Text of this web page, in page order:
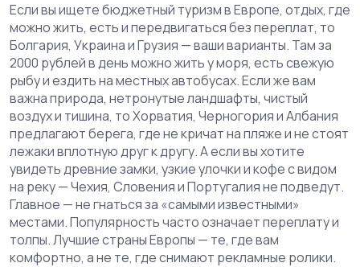
Если вы ищетебюджетный туризм в Европе, отдых, где
можно жить, есть и передвигаться без переплат, то
Болгария, Украина и Грузия — ваши варианты. Там за
2000 рублей в день можно жить у моря, есть свежую
рыбу и ездить на местных автобусах. Если же вам
важнаприрода, нетронутые ландшафты, чистый
воздух и тишина, то Хорватия, Черногория и Албания
предлагают берега, где не кричат на пляже и не стоят
лежаки вплотную друг к другу. А если вы хотите
увидеть древние замки, узкие улочки и кофе с видом
на реку — Чехия, Словения и Португалия не подведут.
Главное — не гнаться за «самыми известными»
местами. Популярность часто означает переплату и
толпы. Лучшие страны Европы — те, где вам
комфортно, а не те, где снимают рекламные ролики.